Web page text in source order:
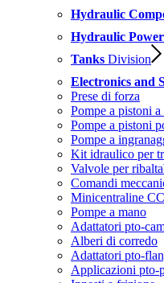
Hydraulic
Hydraulic
Tanks Division
Electronics and
Prese di forza
Pompe a pistoni a
Pompe a pistoni
Pompe a
Kit idraulico per
Valvole per
Comandi
Minicentraline
Pompe a mano
Adattatori pto-
Alberi di corredo
Adattatori pto-
Applicazioni pto-